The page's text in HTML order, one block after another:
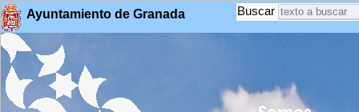
Ayuntamiento de Granada Buscar